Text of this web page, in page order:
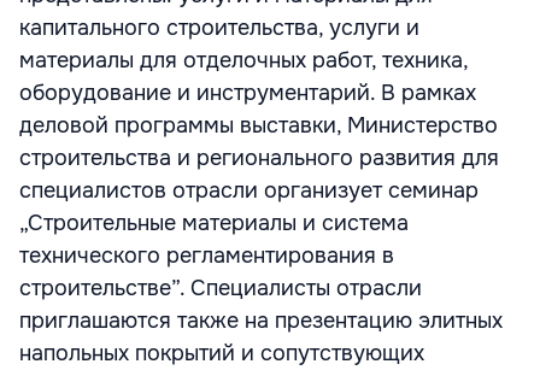
капитального строительства, услуги и
материалы для отделочных работ, техника,
оборудование и инструментарий. В рамках
деловой программы выставки, Министерство
строительства и регионального развития для
специалистов отрасли организует семинар
„Строительные материалы и система
технического регламентирования в
строительстве”. Специалисты отрасли
приглашаются также на презентацию элитных
напольных покрытий и сопутствующих